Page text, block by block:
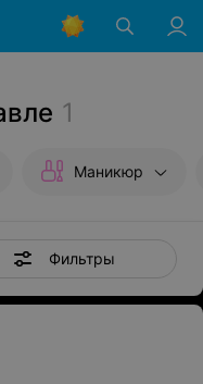
1
Маникюр
Фильтры